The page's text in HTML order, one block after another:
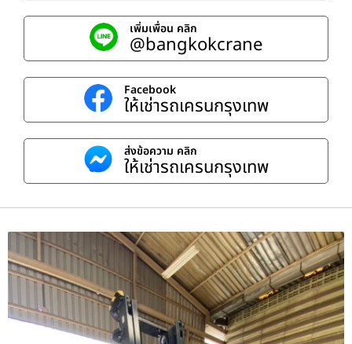
เพิ่มเพื่อน คลิก
@bangkokcrane
Facebook
ให้เช่ารถเครนกรุงเทพ
ส่งข้อความ คลิก
ให้เช่ารถเครนกรุงเทพ